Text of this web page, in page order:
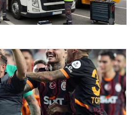
Güç Donanımları – Gaziantep